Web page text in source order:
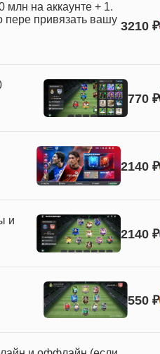
млн на аккаунте + 1.
пере привязать вашу 3210 ₽
770 ₽
2140 ₽
и
2140 ₽
550 ₽